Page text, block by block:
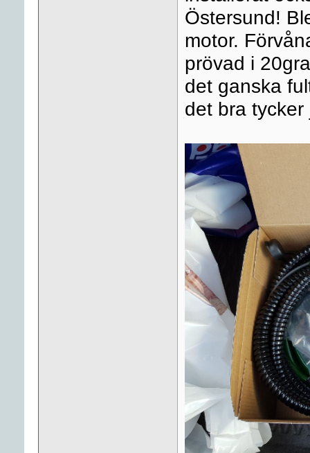
Östersund!
motor.
prövad i
det ganska
det bra